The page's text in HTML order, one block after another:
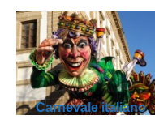
Carnevale italiano